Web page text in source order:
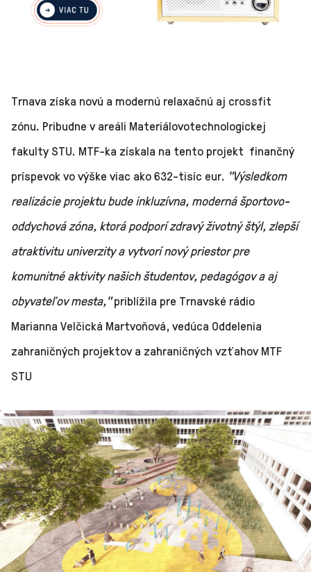
Trnava získa novú a modernú relaxačnú aj crossfit
zónu. Pribudne v areáli Materiálovotechnologickej
fakulty STU. MTF-ka získala na tento projekt finančný
príspevok vo výške viac ako 632-tisíc eur. "Výsledkom
realizácie projektu bude inkluzívna, moderná športovo-
oddychová zóna, ktorá podporí zdravý životný štýl, zlepší
atraktivitu univerzity a vytvorí nový priestor pre
komunitné aktivity našich študentov, pedagógov a aj
obyvateľov mesta,"priblížila pre Trnavské rádio
Marianna Velčická Martvoňová, vedúca Oddelenia
zahraničných projektov a zahraničných vzťahov MTF
STU